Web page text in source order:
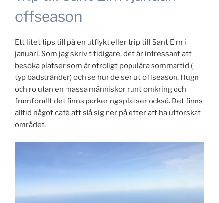
offseason
Ett litet tips till på en utflykt eller trip till Sant Elm i
januari. Som jag skrivit tidigare, det är intressant att
besöka platser som är otroligt populära sommartid (
typ badstränder) och se hur de ser ut offseason. I lugn
och ro utan en massa människor runt omkring och
framförallt det finns parkeringsplatser också. Det finns
alltid något café att slå sig ner på efter att ha utforskat
området.